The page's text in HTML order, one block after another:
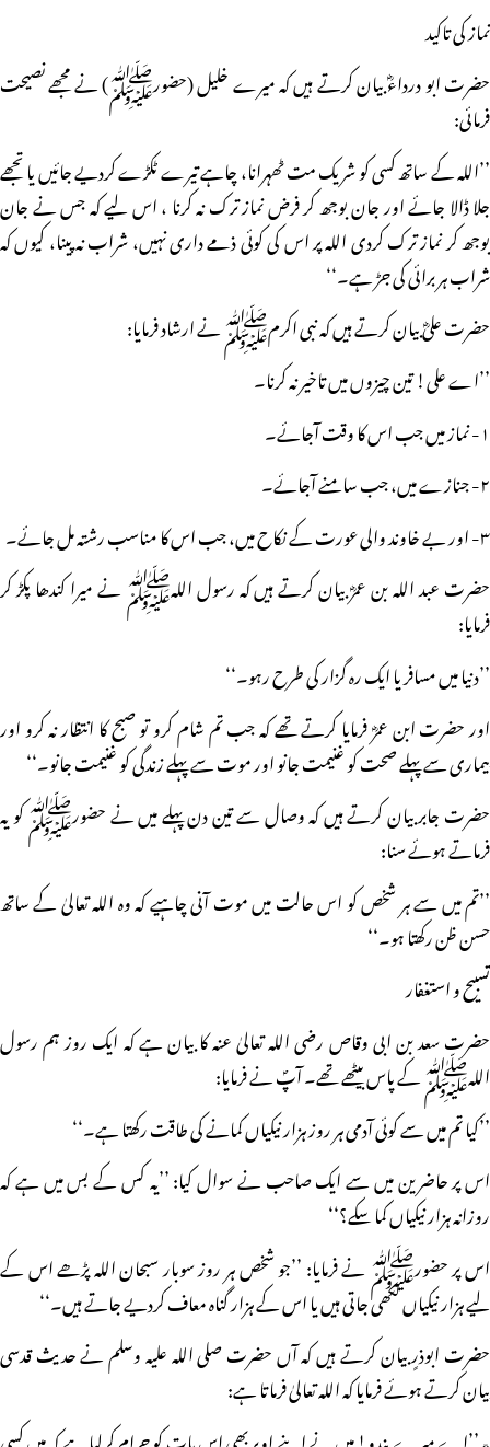
نماز کی تاکید
حضرت ابو درداءؓ بیان کرتے ہیں کہ میرے خلیل (حضورﷺ) نے مجھے نصیحت
فرمائی:
’’اللہ کے ساتھ کسی کو شریک مت ٹھہرانا، چاہے تیرے ٹکڑے کردیے جائیں یا تجھے
جلا ڈالا جائے اور جان بوجھ کر فرض نماز ترک نہ کرنا ، اس لیے کہ جس نے جان
بوجھ کر نماز ترک کردی اللہ پر اس کی کوئی ذمے داری نہیں، شراب نہ پینا، کیوں کہ
شراب ہر برائی کی جڑ ہے۔‘‘
حضرت علیؓ بیان کرتے ہیں کہ نبی اکرمﷺ نے ارشاد فرمایا:
’’اے علی! تین چیزوں میں تاخیر نہ کرنا۔
۱- نماز میں جب اس کا وقت آجائے۔
۲- جنازے میں، جب سامنے آجائے۔
۳- اور بے خاوند والی عورت کے نکاح میں، جب اس کا مناسب رشتہ مل جائے۔
حضرت عبد اللہ بن عمرؓ بیان کرتے ہیں کہ رسول اللہﷺ نے میرا کندھا پکڑ کر
فرمایا:
’’دنیا میں مسافر یا ایک رہ گزار کی طرح رہو۔‘‘
اور حضرت ابن عمرؓ فرمایا کرتے تھے کہ جب تم شام کرو تو صبح کا انتظار نہ کرو اور
بیماری سے پہلے صحت کو غنیمت جانو اور موت سے پہلے زندگی کو غنیمت جانو۔‘‘
حضرت جابر بیان کرتے ہیں کہ وصال سے تین دن پہلے میں نے حضورﷺ کو یہ
فرماتے ہوئے سنا:
’’تم میں سے ہر شخص کو اس حالت میں موت آنی چاہیے کہ وہ اللہ تعالیٰ کے ساتھ
حسن ظن رکھتا ہو۔‘‘
تسبیح و استغفار
حضرت سعد بن ابی وقاص رضی اللہ تعالیٰ عنہ کا بیان ہے کہ ایک روز ہم رسول
اللہﷺ کے پاس بیٹھے تھے۔ آپؐ نے فرمایا:
’’کیا تم میں سے کوئی آدمی ہر روز ہزار نیکیاں کمانے کی طاقت رکھتا ہے۔‘‘
اس پر حاضرین میں سے ایک صاحب نے سوال کیا: ’’یہ کس کے بس میں ہے کہ
روزانہ ہزار نیکیاں کما سکے؟‘‘
اس پر حضورﷺ نے فرمایا: ’’جو شخص ہر روز سوبار سبحان اللہ پڑھے اس کے
لیے ہزار نیکیاں لکھی جاتی ہیں یا اس کے ہزار گناہ معاف کردیے جاتے ہیں۔‘‘
حضرت ابوذرٍ بیان کرتے ہیں کہ آں حضرت صلی اللہ علیہ وسلم نے حدیث قدسی
بیان کرتے ہوئے فرمایا کہ اللہ تعالیٰ فرماتا ہے: